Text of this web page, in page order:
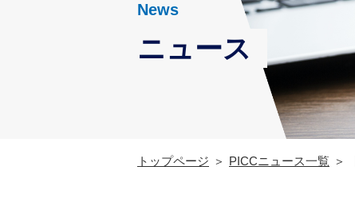
News
ニュース
トップページ PICCニュース一覧